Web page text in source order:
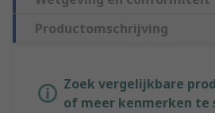
Productomschrijving
Zoek vergelijkbare
of meer kenmerken te